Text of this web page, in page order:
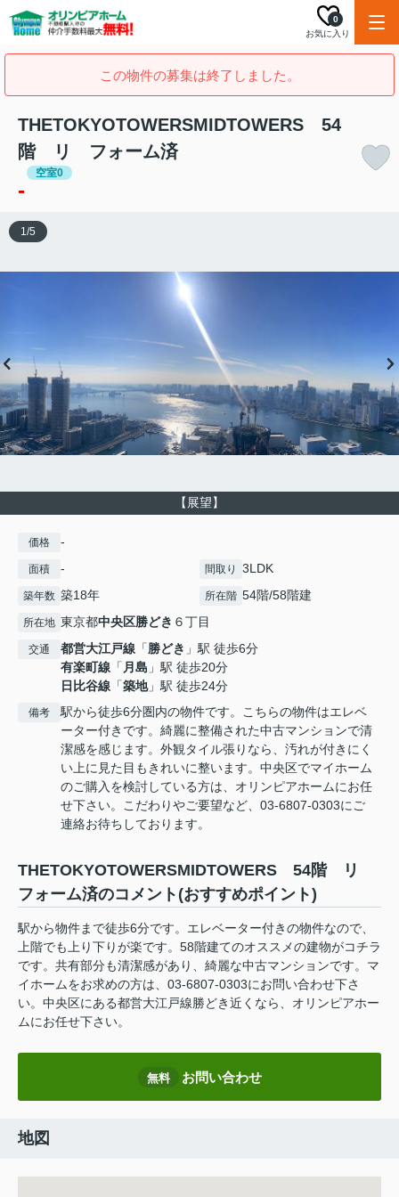
お気に入り
0
この物件の募集は終了しました。
THETOKYOTOWERSMIDTOWERS 54
階 リ フォーム済
空室0
-
【展望】
1/5
価格 -
面積 - 間取り 3LDK
築年数 築18年 所在階 54階/58階建
所在地 東京都中央区勝どき ６丁目
交通 都営大江戸線 「勝どき 」駅 徒歩6分
有楽町線 「 月島 」駅 徒歩20分
日比谷線 「築地」駅 徒歩24分
備考
駅から徒歩6分圏内の物件です。こちらの物件はエレベ
ーター付きです。綺麗に整備された中古マンションで清
潔感を感じます。外観タイル張りなら、汚れが付きにく
い上に見た目もきれいに整います。中央区でマイホーム
のご購入を検討している方は、オリンピアホームにお任
せ下さい。こだわりやご要望など、03-6807-0303にご
連絡お待ちしております。
THETOKYOTOWERSMIDTOWERS 54階 リ
フォーム済のコメント(おすすめポイント)
駅から物件まで徒歩6分です。エレベーター付きの物件なので、
上階でも上り下りが楽です。58階建てのオススメの建物がコチラ
です。共有部分も清潔感があり、綺麗な中古マンションです。マ
イホームをお求めの方は、03-6807-0303にお問い合わせ下さ
い。中央区にある都営大江戸線勝どき近くなら、オリンピアホー
ムにお任せ下さい。
無料 お問い合わせ
地図